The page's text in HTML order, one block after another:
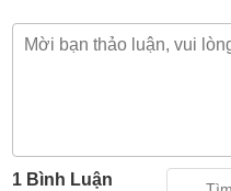
1 Bình Luận